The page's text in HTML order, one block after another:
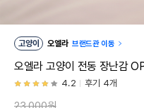
고양이 오엘라 브랜드관 이동
오엘라 고양이 전동 장난감
4.2 후기 4개